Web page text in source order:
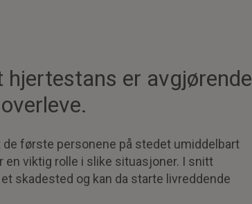
er avgjørende
første personene på stedet umiddelbart
viktig rolle i slike situasjoner. I snitt
skadested og kan da starte livreddende